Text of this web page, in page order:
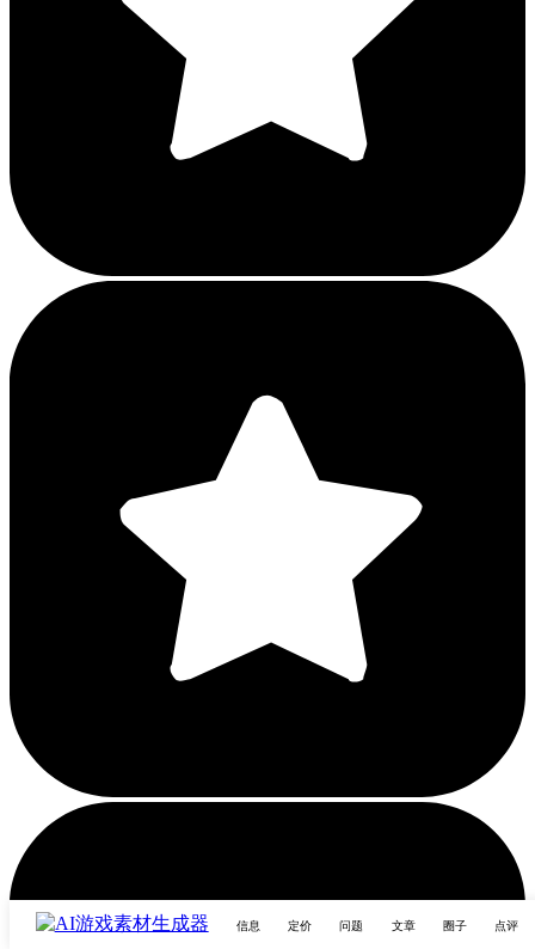
信息 定价 问题 文章 圈子 点评